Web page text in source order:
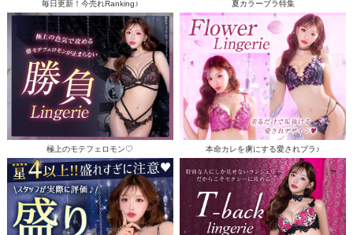
毎日更新！今売れRanking♪ 夏カラーブラ特集
極上のモテフェロモン♡ 本命カレを虜にする愛されブラ♪